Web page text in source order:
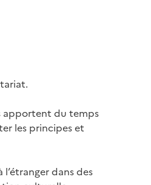
apportent du temps
les principes et
dans des